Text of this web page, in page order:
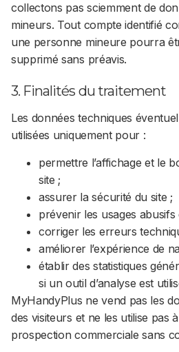
collectons pas sciemment de
mineurs. Tout compte identifié
une personne mineure pourra
supprimé sans préavis.
3. Finalités du traitement
Les données techniques
utilisées uniquement pour :
permettre l’affichage et le
site ;
assurer la sécurité du site ;
prévenir les usages
corriger les erreurs
améliorer l’expérience de
établir des statistiques
si un outil d’analyse est
MyHandyPlus ne vend pas les
des visiteurs et ne les utilise pas
prospection commerciale sans